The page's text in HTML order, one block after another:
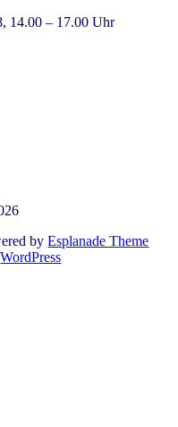
14.00 – 17.00 Uhr
byEsplanade Theme
WordPress